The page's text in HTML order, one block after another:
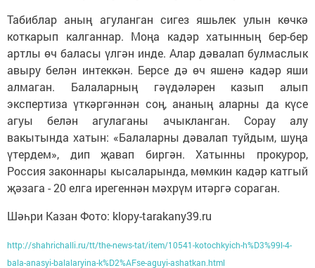
Табиблар аның агуланган сигез яшьлек улын көчкә
коткарып калганнар. Моңа кадәр хатынның бер-бер
артлы өч баласы үлгән инде. Алар дәвалап булмаслык
авыру белән интеккән. Берсе дә өч яшенә кадәр яши
алмаган. Балаларның гәүдәләрен казып алып
экспертиза үткәргәннән соң, ананың аларны да күсе
агуы белән агулаганы ачыкланган. Сорау алу
вакытында хатын: «Балаларны дәвалап туйдым, шуңа
үтердем», дип җавап биргән. Хатынны прокурор,
Россия законнары кысаларында, мөмкин кадәр катгый
җәзага - 20 елга ирегеннән мәхрүм итәргә сораган.
Шәһри Казан Фото: klopy-tarakany39.ru
http://shahrichalli.ru/tt/the-news-tat/item/10541-kotochkyich-h%D3%99l-4-
bala-anasyi-balalaryina-k%D2%AFse-aguyi-ashatkan.html